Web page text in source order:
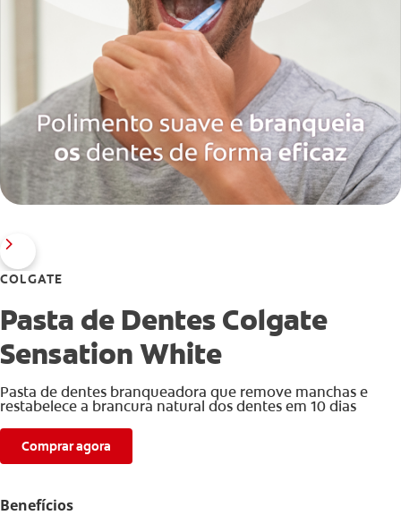
COLGATE
Pasta de Dentes Colgate
Sensation White
Pasta de dentes branqueadora que remove manchas e
restabelece a brancura natural dos dentes em 10 dias
Comprar agora
Benefícios